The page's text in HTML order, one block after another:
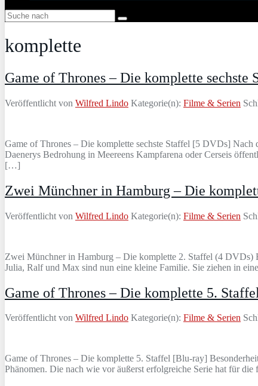
komplette
Game of Thrones – Die komplette sechste
Veröffentlicht von Wilfred Lindo Kategorie(n): Filme & Serien
Game of Thrones – Die komplette sechste Staffel [5 DVDs] Nach
Daenerys Bedrohung in Meereens Kampfarena oder Cerseis
[…]
Zwei Münchner in Hamburg – Die
Veröffentlicht von Wilfred Lindo Kategorie(n): Filme & Serien
Zwei Münchner in Hamburg – Die komplette 2. Staffel (4 DVDs)
Julia, Ralf und Max sind nun eine kleine Familie. Sie ziehen in
Game of Thrones – Die komplette 5.
Veröffentlicht von Wilfred Lindo Kategorie(n): Filme & Serien
Game of Thrones – Die komplette 5. Staffel [Blu-ray]
Phänomen. Die nach wie vor äußerst erfolgreiche Serie hat für